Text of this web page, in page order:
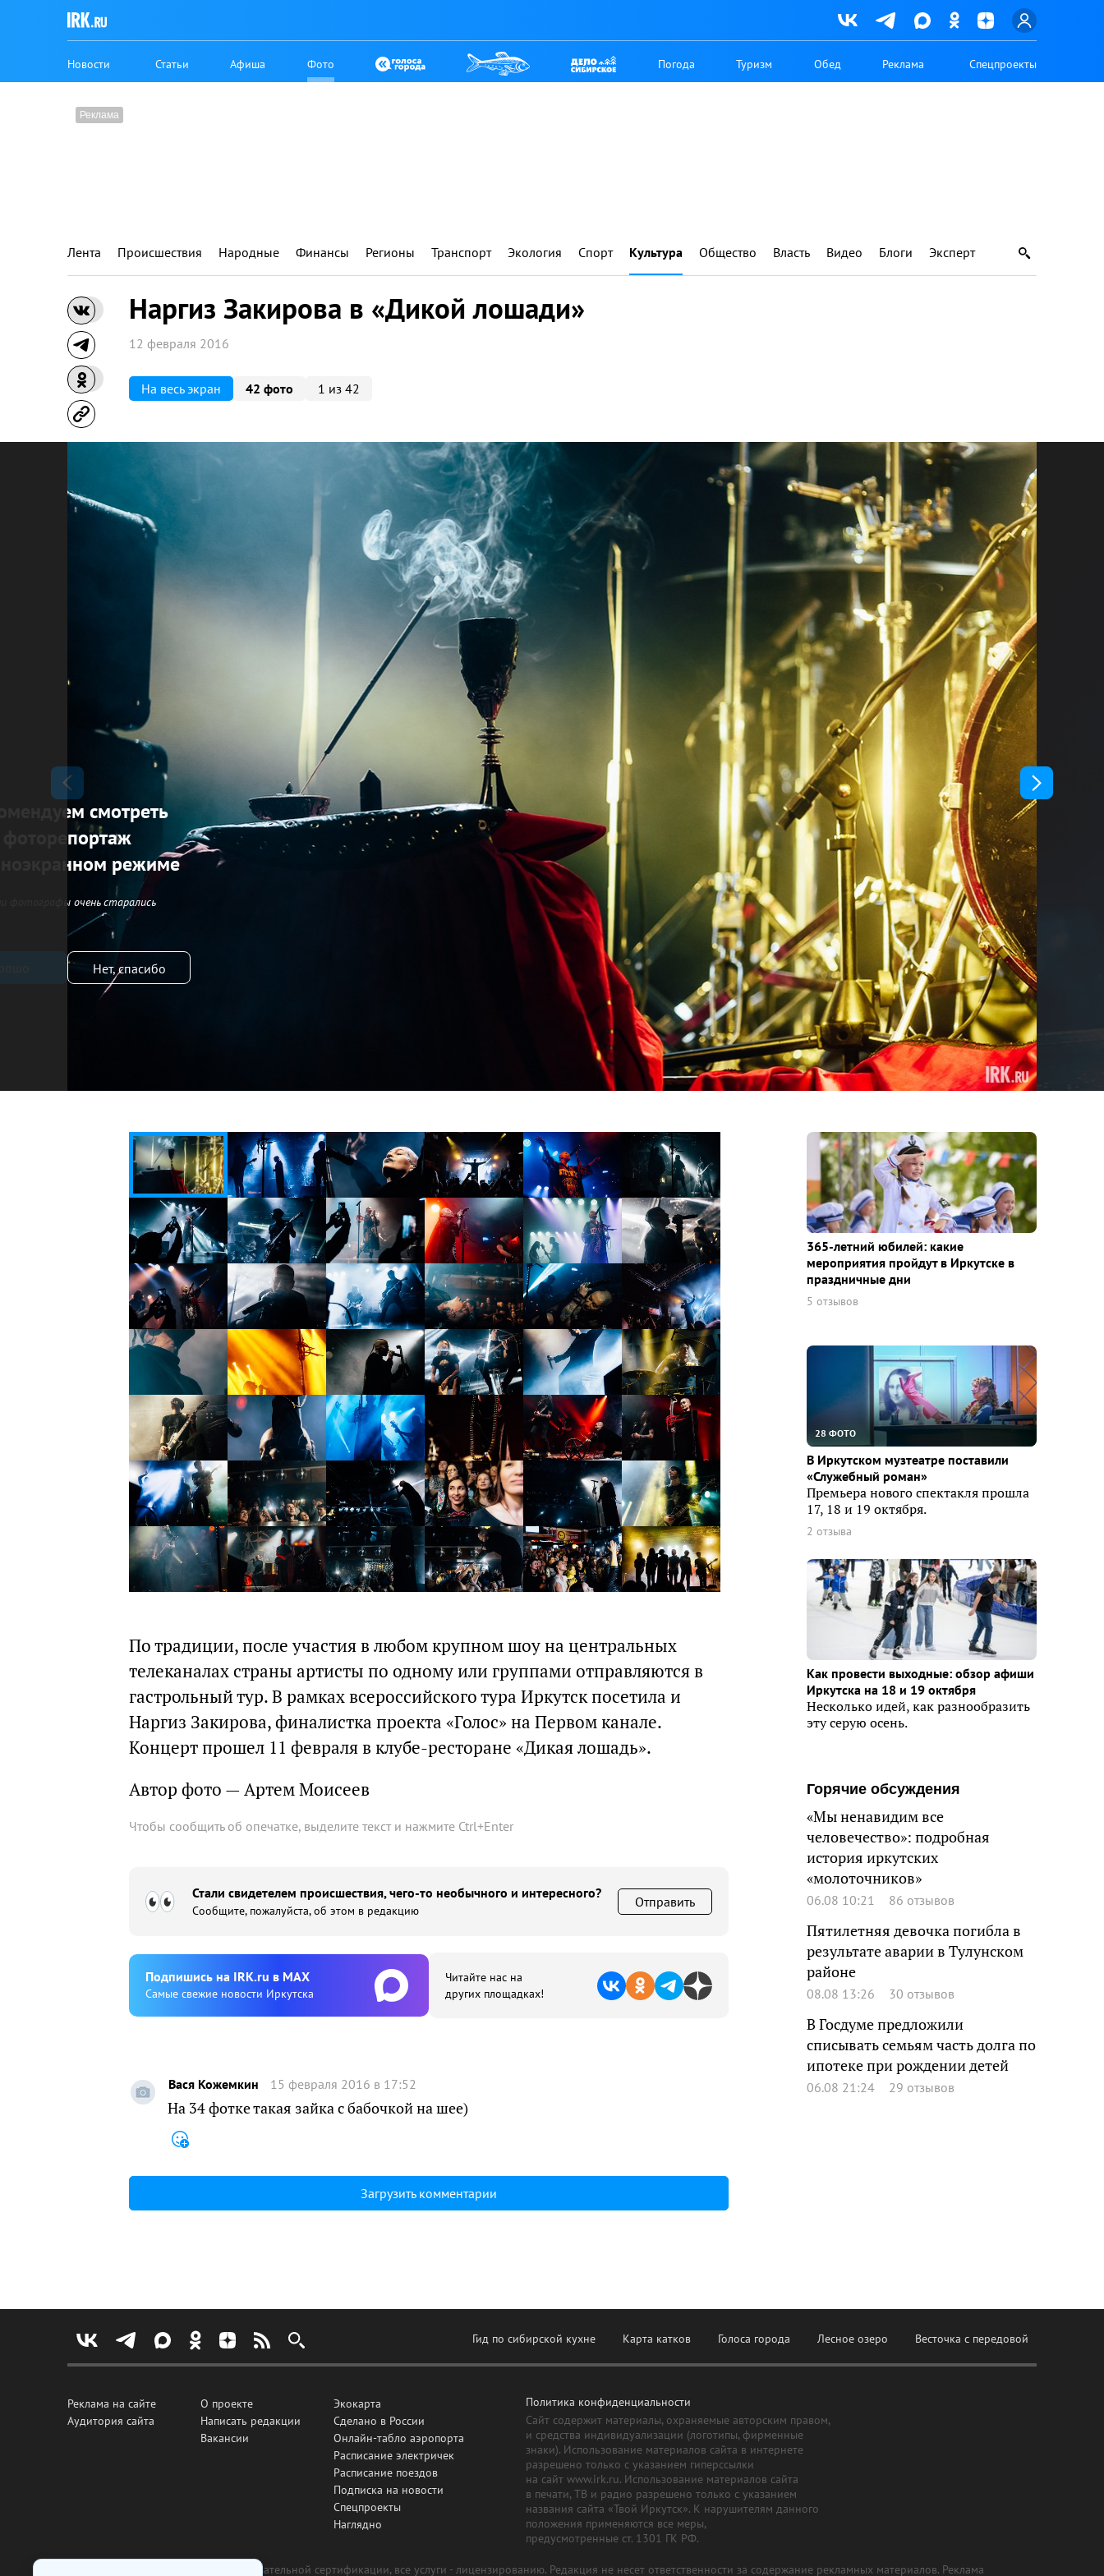
Новости Статьи Афиша Фото Погода Туризм Обед Реклама Спецпроекты
Лента Происшествия Народные Финансы Регионы Транспорт Экология Спорт Культура Общество Власть Видео Блоги Эксперт
Наргиз Закирова в «Дикой лошади»
12 февраля 2016
На весь экран 42 фото 1 из 42
смотреть
фоторепортаж
режиме
фотографы очень старались
Нет, спасибо
По традиции, после участия в любом крупном шоу на центральных
телеканалах страны артисты по одному или группами отправляются в
гастрольный тур. В рамках всероссийского тура Иркутск посетила и
Наргиз Закирова, финалистка проекта «Голос» на Первом канале.
Концерт прошел 11 февраля в клубе-ресторане «Дикая лошадь».
Автор фото — Артем Моисеев
Чтобы сообщить об опечатке, выделите текст и нажмите Ctrl+Enter
Стали свидетелем происшествия, чего-то необычного и интересного?
Сообщите, пожалуйста, об этом в редакцию
Отправить
Подпишиcь на IRK.ru в MAX
Cамые свежие новости Иркутска
Читайте нас на
других площадках!
Вася Кожемкин 15 февраля 2016 в 17:52
На 34 фотке такая зайка с бабочкой на шее)
Загрузить комментарии
365-летний юбилей: какие
мероприятия пройдут в Иркутске в
праздничные дни
5 отзывов
28 ФОТО
В Иркутском музтеатре поставили
«Служебный роман»
Премьера нового спектакля прошла
17, 18 и 19 октября.
2 отзыва
Как провести выходные: обзор афиши
Иркутска на 18 и 19 октября
Несколько идей, как разнообразить
эту серую осень.
Горячие обсуждения
«Мы ненавидим все
человечество»: подробная
история иркутских
«молоточников»
06.08 10:21 86 отзывов
Пятилетняя девочка погибла в
результате аварии в Тулунском
районе
08.08 13:26 30 отзывов
В Госдуме предложили
списывать семьям часть долга по
ипотеке при рождении детей
06.08 21:24 29 отзывов
Гид по сибирской кухне Карта катков Голоса города Лесное озеро Весточка с передовой
Реклама на сайте
Аудитория сайта
О проекте
Написать редакции
Вакансии
Экокарта
Сделано в России
Онлайн-табло аэропорта
Расписание электричек
Расписание поездов
Подписка на новости
Спецпроекты
Наглядно
Политика конфиденциальности
Сайт содержит материалы, охраняемые авторским правом,
и средства индивидуализации (логотипы, фирменные
знаки). Использование материалов сайта в интернете
разрешено только с указанием гиперссылки
на сайт www.irk.ru. Использование материалов сайта
в печати, ТВ и радио разрешено только с указанием
названия сайта «Твой Иркутск». К нарушителям данного
положения применяются все меры,
предусмотренные ст. 1301 ГК РФ.
Все рекламные товары подлежат обязательной сертификации, все услуги - лицензированию. Редакция не несет ответственности за содержание рекламных материалов. Реклама